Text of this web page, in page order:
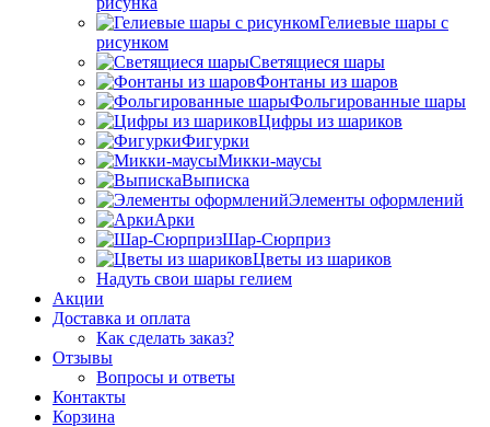
Гелиевые шары с
рисунком
Светящиеся шары
Фонтаны из шаров
Фольгированные шары
Цифры из шариков
Фигурки
Микки-маусы
Выписка
Элементы оформлений
Арки
Шар-Сюрприз
Цветы из шариков
Надуть свои шары гелием
Акции
Доставка и оплата
Как сделать заказ?
Отзывы
Вопросы и ответы
Контакты
Корзина